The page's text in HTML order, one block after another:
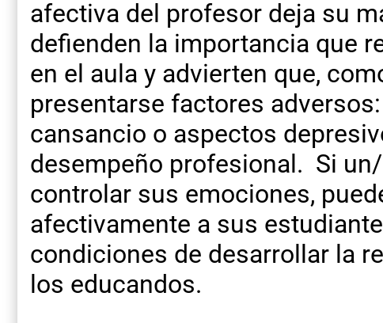
afectiva del profesor deja su
defienden la importancia que
en el aula y advierten que,
presentarse factores
cansancio o aspectos
desempeño profesional. Si
controlar sus emociones,
afectivamente a sus
condiciones de desarrollar la
los educandos.